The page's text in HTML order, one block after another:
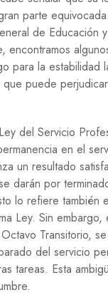
parte
de Educación
encontramos
para la estabilidad
puede
del Servicio
en el
un resultado
darán por
lo refiere también
Ley. Sin
Transitorio,
del servicio
tareas. Esta